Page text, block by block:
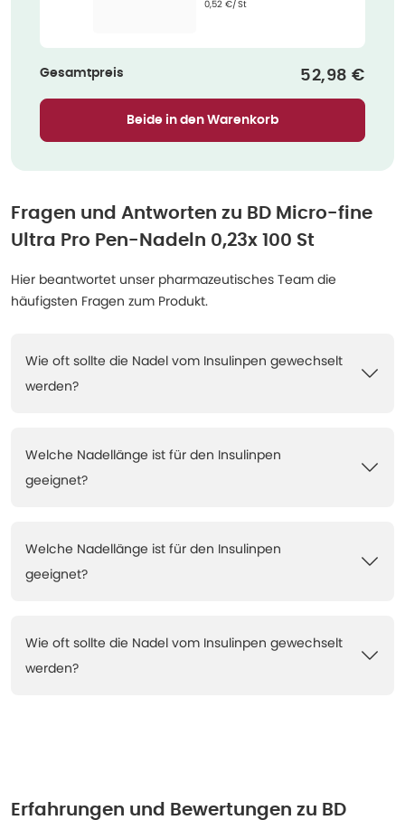
Grundpreis
0,52 €/St
Gesamtpreis 52,98 €
Beide in den Warenkorb
Fragen und Antworten zu BD Micro-fine
Ultra Pro Pen-Nadeln 0,23x 100 St
Hier beantwortet unser pharmazeutisches Team die
häufigsten Fragen zum Produkt.
Wie oft sollte die Nadel vom Insulinpen gewechselt
werden?
Welche Nadellänge ist für den Insulinpen
geeignet?
Welche Nadellänge ist für den Insulinpen
geeignet?
Wie oft sollte die Nadel vom Insulinpen gewechselt
werden?
Erfahrungen und Bewertungen zu BD